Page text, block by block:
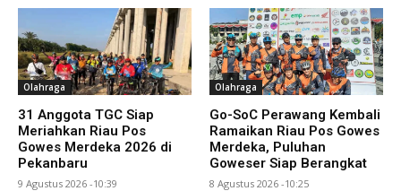
Olahraga
31 Anggota TGC Siap
Meriahkan Riau Pos
Gowes Merdeka 2026 di
Pekanbaru
9 Agustus 2026 -10:39
Olahraga
Go-SoC Perawang Kembali
Ramaikan Riau Pos Gowes
Merdeka, Puluhan
Goweser Siap Berangkat
8 Agustus 2026 -10:25